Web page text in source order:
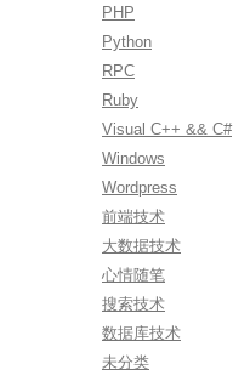
PHP
Python
RPC
Ruby
Visual C++ && C#
Windows
Wordpress
前端技术
大数据技术
心情随笔
搜索技术
数据库技术
未分类